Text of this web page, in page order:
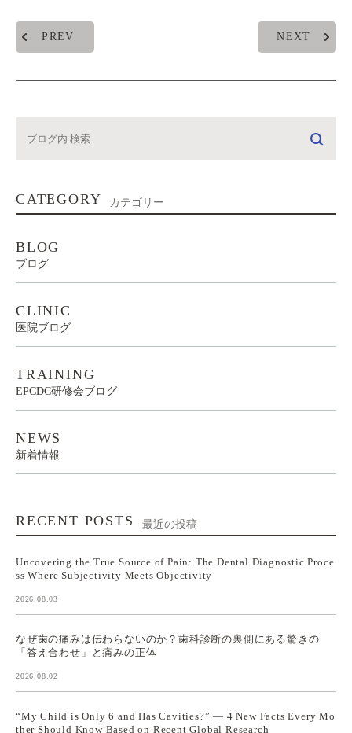
PREV NEXT
CATEGORY カテゴリー
BLOG
ブログ
CLINIC
医院ブログ
TRAINING
EPCDC研修会ブログ
NEWS
新着情報
RECENT POSTS 最近の投稿
Uncovering the True Source of Pain: The Dental Diagnostic Proce
ss Where Subjectivity Meets Objectivity
2026.08.03
なぜ歯の痛みは伝わらないのか？歯科診断の裏側にある驚きの
「答え合わせ」と痛みの正体
2026.08.02
“My Child is Only 6 and Has Cavities?” — 4 New Facts Every Mo
ther Should Know Based on Recent Global Research